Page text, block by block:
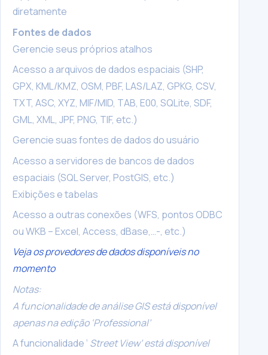
diretamente
Fontes de dados
Gerencie seus próprios atalhos
Acesso a arquivos de dados espaciais (SHP,
GPX, KML/KMZ, OSM, PBF, LAS/LAZ, GPKG, CSV,
TXT, ASC, XYZ, MIF/MID, TAB, E00, SQLite, SDF,
GML, XML, JPF, PNG, TIF, etc.)
Gerencie suas fontes de dados do usuário
Acesso a servidores de bancos de dados
espaciais (SQL Server, PostGIS, etc.)
Exibições e tabelas
Acesso a outras conexões (WFS, pontos ODBC
ou WKB – Excel, Access, dBase,…-, etc.)
Veja os provedores de dados disponíveis no
momento
Notas:
A funcionalidade de análise GIS está disponível
apenas na edição ‘Professional’
A funcionalidade ‘ Street View’ está disponível